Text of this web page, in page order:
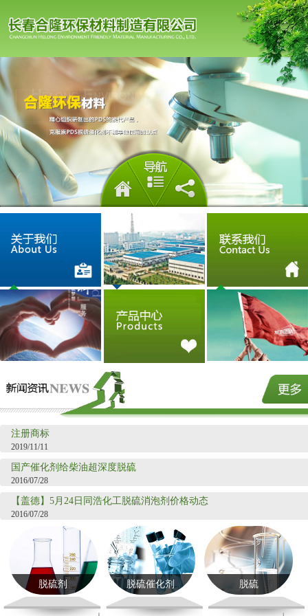
注册商标
2019/11/11
国产催化剂给柴油超深度脱硫
2016/07/28
【盖德】5月24日同浩化工脱硫消泡剂价格动态
2016/07/28
脱硫剂 脱硫催化剂 脱硫